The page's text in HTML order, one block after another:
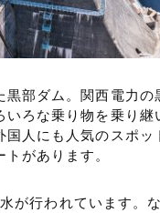
部ダム。関西電力
いろな乗り物を乗り
人にも人気のスポ
があります。
が行われています。